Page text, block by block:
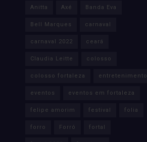
Anitta Axé Banda Eva
Bell Marques carnaval
carnaval 2022 ceará
Claudia Leitte colosso
colosso fortaleza entretenimento
eventos eventos em fortaleza
felipe amorim festival folia
forro Forró fortal